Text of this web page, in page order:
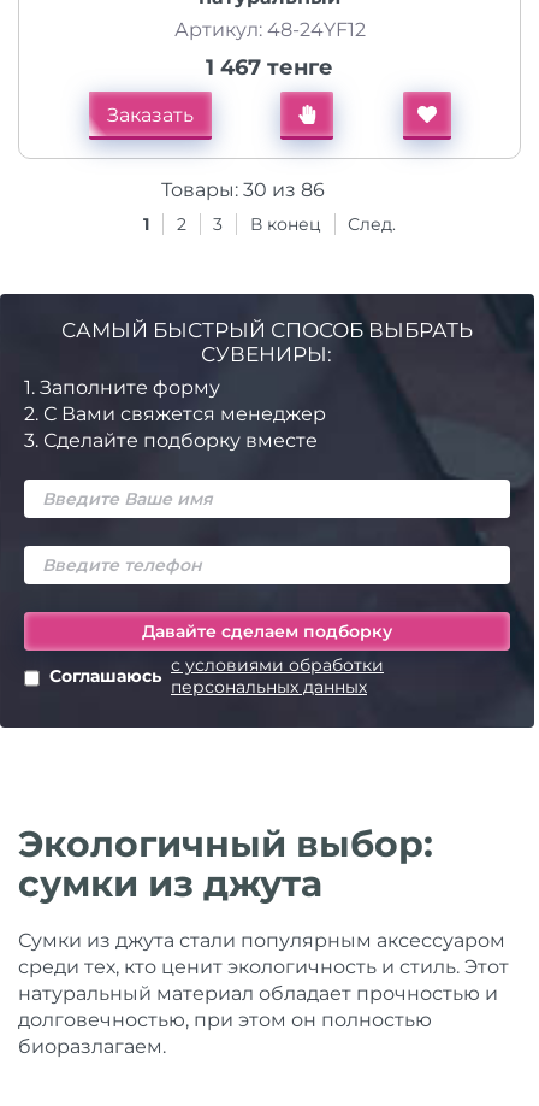
Артикул: 48-24YF12
1 467 тенге
Заказать
Товары: 30 из 86
1 2 3 В конец След.
САМЫЙ БЫСТРЫЙ СПОСОБ ВЫБРАТЬ
СУВЕНИРЫ:
1. Заполните форму
2. С Вами свяжется менеджер
3. Сделайте подборку вместе
Соглашаюсь с условиями обработки
персональных данных
Экологичный выбор:
сумки из джута
Сумки из джута стали популярным аксессуаром
среди тех, кто ценит экологичность и стиль. Этот
натуральный материал обладает прочностью и
долговечностью, при этом он полностью
биоразлагаем.